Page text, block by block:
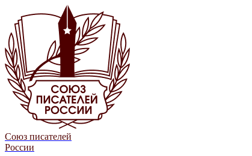
Союз писателей
России